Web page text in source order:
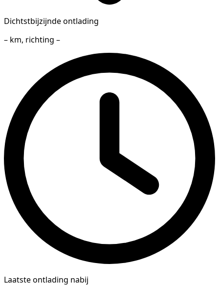
Dichtstbijzijnde ontlading
– km, richting –
Laatste ontlading nabij